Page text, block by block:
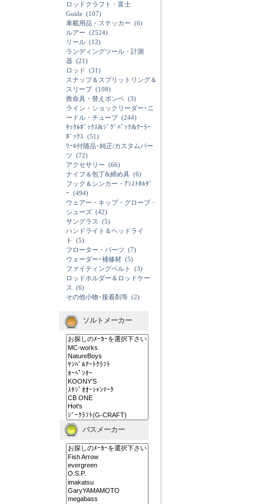
ロッドクラフト・富士
Guide (107)
車載用品・ステッカー (6)
ルアー (2524)
リール (12)
ランディングツール・計測
器 (21)
ロッド (31)
スナップ＆スプリットリング＆
スリーブ (108)
救命具・替えボンベ (3)
ライン・ショックリーダー･ニ
ードル・チューブ (244)
ﾀｯｸﾙﾎﾞｯｸｽ&ｼﾞｸﾞﾊﾞｯｸ&ｸｰﾗｰ
ﾎﾞｯｸｽ (51)
ﾘｰﾙ付随品･純正/カスタムパー
ツ (72)
アクセサリー (66)
ナイフ＆包丁&締め具 (6)
フック＆シンカー・ｱｼｽﾄﾎﾙﾀﾞ
ｰ (494)
ウェアー・キップ・グローブ・
シューズ (42)
サングラス
(5)
ハンドライト＆ヘッドライ
ト
(5)
フローター・パーツ (7)
ウェーダー･補修材 (5)
ファイティングベルト
(3)
ロッドホルダー＆ロッドケー
ス
(6)
その他小物･接着剤等 (2)
ソルトメーカー
バスメーカー